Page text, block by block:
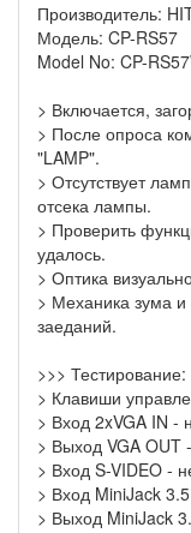
Производитель:
Модель: CP-RS57
Model No: CP-
> Включается,
> После опроса
"LAMP".
> Отсутствует
отсека лампы.
> Проверить
удалось.
> Оптика
> Механика зума
заеданий.
>>> Тестирование:
> Клавиши
> Вход 2xVGA IN -
> Выход VGA OUT
> Вход S-VIDEO -
> Вход MiniJack
> Выход MiniJack